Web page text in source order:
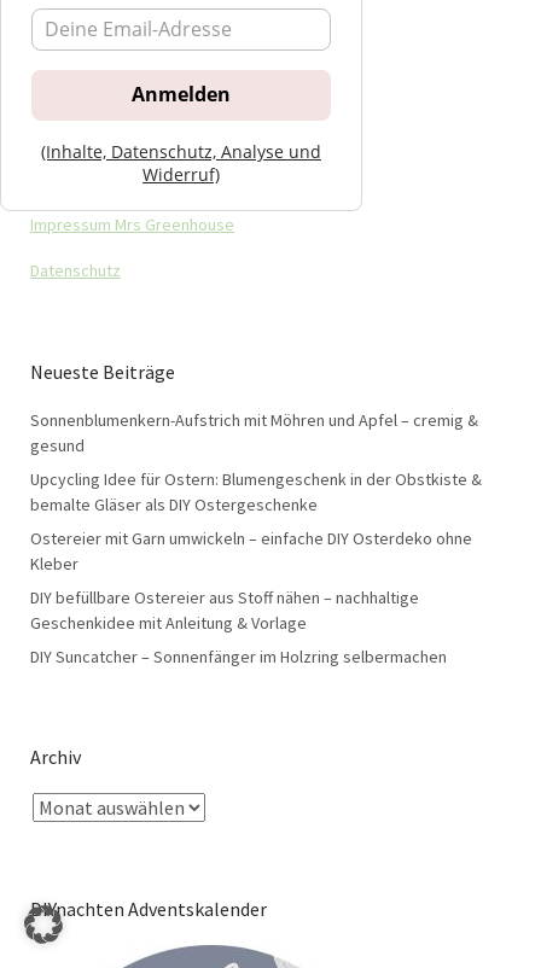
(Inhalte, Datenschutz, Analyse und
Widerruf)
Impressum Mrs Greenhouse
Datenschutz
Neueste Beiträge
Sonnenblumenkern-Aufstrich mit Möhren und Apfel – cremig &
gesund
Upcycling Idee für Ostern: Blumengeschenk in der Obstkiste &
bemalte Gläser als DIY Ostergeschenke
Ostereier mit Garn umwickeln – einfache DIY Osterdeko ohne
Kleber
DIY befüllbare Ostereier aus Stoff nähen – nachhaltige
Geschenkidee mit Anleitung & Vorlage
DIY Suncatcher – Sonnenfänger im Holzring selbermachen
Archiv
DIYnachten Adventskalender